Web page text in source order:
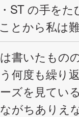
・ST の手を
ことから私は
書いたもの
何度も繰り
ズを見てい
がちありえ